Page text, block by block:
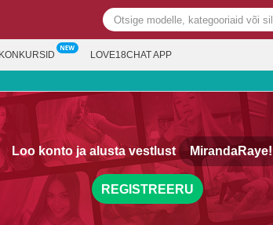
KONKURSID LOVE18CHAT APP
Loo konto ja alusta vestlust MirandaRaye!
REGISTREERU